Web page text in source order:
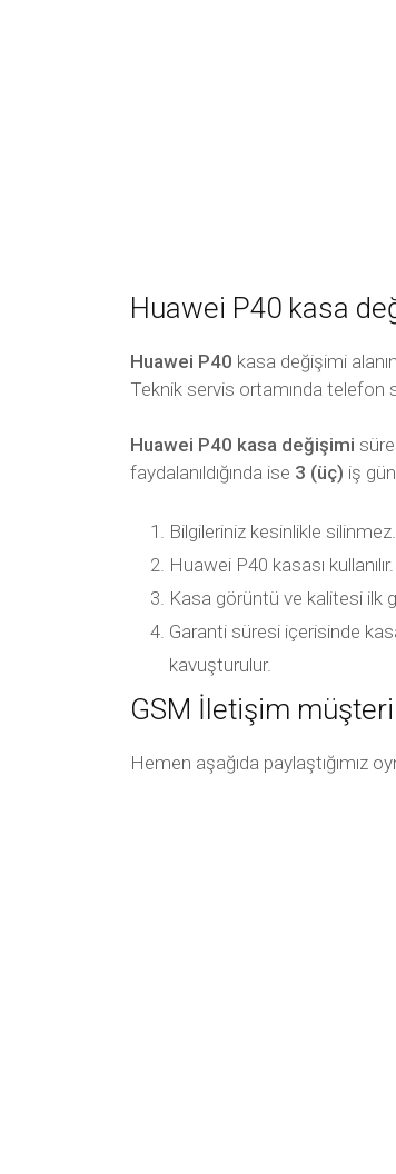
Huawei P40 kasa
Huawei P40 kasa değişimi
Teknik servis ortamında telefon
Huawei P40 kasa değişimi
faydalanıldığında ise 3 (üç) iş
Bilgileriniz kesinlikle silinmez.
Huawei P40 kasası kullanılır.
Kasa görüntü ve kalitesi ilk
Garanti süresi içerisinde
kavuşturulur.
GSM İletişim
Hemen aşağıda paylaştığımız